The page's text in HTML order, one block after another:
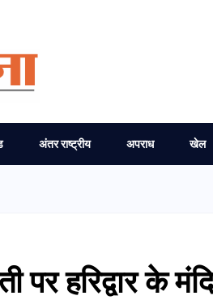
अंतर राष्ट्रीय अपराध खेल
पर हरिद्वार के